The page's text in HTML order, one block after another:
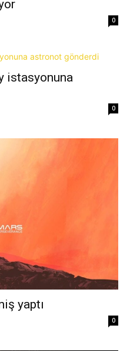
0
istasyonuna
0
yaptı
0